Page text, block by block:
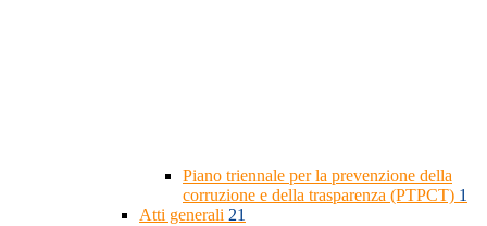
Piano triennale per la prevenzione della
corruzione e della trasparenza (PTPCT) 1
Atti generali 21